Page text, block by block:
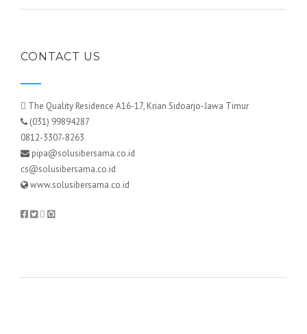
CONTACT US
The Quality Residence A16-17, Krian Sidoarjo-Jawa Timur
(031) 99894287
0812-3307-8263
pipa@solusibersama.co.id
cs@solusibersama.co.id
www.solusibersama.co.id